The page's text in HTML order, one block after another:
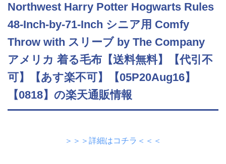
Northwest Harry Potter Hogwarts Rules
48-Inch-by-71-Inch シニア用 Comfy
Throw with スリーブ by The Company
アメリカ 着る毛布【送料無料】【代引不
可】【あす楽不可】【05P20Aug16】
【0818】の楽天通販情報
＞＞＞詳細はコチラ＜＜＜